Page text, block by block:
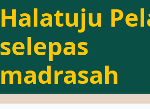
Halatuju
selepas
madrasah